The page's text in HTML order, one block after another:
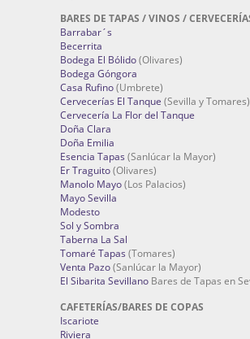
BARES DE TAPAS / VINOS /
Barrabar´s
Becerrita
Bodega El Bólido(Olivares)
Bodega Góngora
Casa Rufino(Umbrete)
Cervecerías El Tanque (Sevilla y Tomares)
Cervecería La Flor del Tanque
Doña Clara
Doña Emilia
Esencia Tapas (Sanlúcar la Mayor)
Er Traguito(Olivares)
Manolo Mayo(Los Palacios)
Mayo Sevilla
Modesto
Sol y Sombra
Taberna La Sal
Tomaré Tapas (Tomares)
Venta Pazo(Sanlúcar la Mayor)
El Sibarita Sevillano Bares de Tapas en
CAFETERÍAS/BARES DE COPAS
Iscariote
Riviera